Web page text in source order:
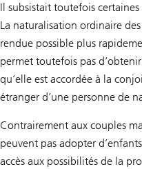
Il subsistait toutefois
La naturalisation ordinaire
rendue possible plus
permet toutefois pas
qu’elle est accordée à la
étranger d’une personne de
Contrairement aux couples
peuvent pas adopter
accès aux possibilités de la